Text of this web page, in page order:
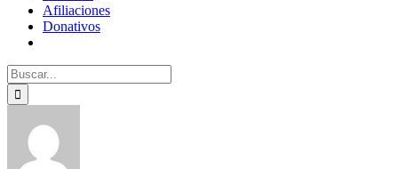
Afiliaciones
Donativos
Buscar: